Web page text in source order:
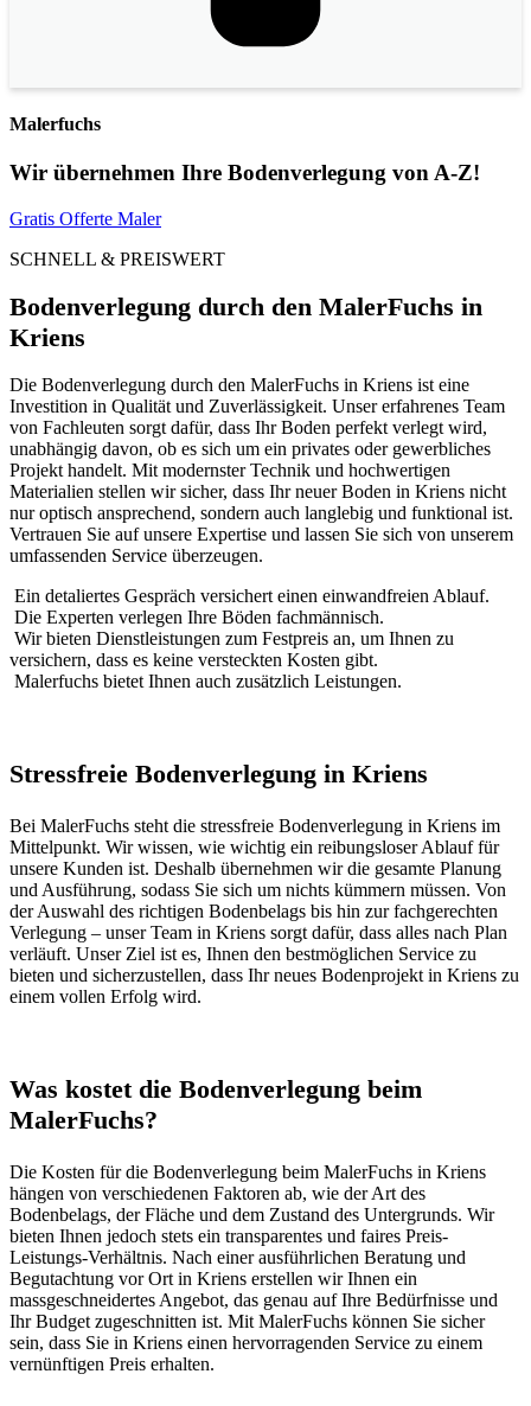
Malerfuchs
Wir übernehmen Ihre Bodenverlegung von A-Z!
Gratis Offerte Maler
SCHNELL & PREISWERT
Bodenverlegung durch den MalerFuchs in
Kriens
Die Bodenverlegung durch den MalerFuchs in Kriens ist eine
Investition in Qualität und Zuverlässigkeit. Unser erfahrenes Team
von Fachleuten sorgt dafür, dass Ihr Boden perfekt verlegt wird,
unabhängig davon, ob es sich um ein privates oder gewerbliches
Projekt handelt. Mit modernster Technik und hochwertigen
Materialien stellen wir sicher, dass Ihr neuer Boden in Kriens nicht
nur optisch ansprechend, sondern auch langlebig und funktional ist.
Vertrauen Sie auf unsere Expertise und lassen Sie sich von unserem
umfassenden Service überzeugen.
Ein detaliertes Gespräch versichert einen einwandfreien Ablauf.
Die Experten verlegen Ihre Böden fachmännisch.
Wir bieten Dienstleistungen zum Festpreis an, um Ihnen zu
versichern, dass es keine versteckten Kosten gibt.
Malerfuchs bietet Ihnen auch zusätzlich Leistungen.
Stressfreie Bodenverlegung in Kriens
Bei MalerFuchs steht die stressfreie Bodenverlegung in Kriens im
Mittelpunkt. Wir wissen, wie wichtig ein reibungsloser Ablauf für
unsere Kunden ist. Deshalb übernehmen wir die gesamte Planung
und Ausführung, sodass Sie sich um nichts kümmern müssen. Von
der Auswahl des richtigen Bodenbelags bis hin zur fachgerechten
Verlegung – unser Team in Kriens sorgt dafür, dass alles nach Plan
verläuft. Unser Ziel ist es, Ihnen den bestmöglichen Service zu
bieten und sicherzustellen, dass Ihr neues Bodenprojekt in Kriens zu
einem vollen Erfolg wird.
Was kostet die Bodenverlegung beim
MalerFuchs?
Die Kosten für die Bodenverlegung beim MalerFuchs in Kriens
hängen von verschiedenen Faktoren ab, wie der Art des
Bodenbelags, der Fläche und dem Zustand des Untergrunds. Wir
bieten Ihnen jedoch stets ein transparentes und faires Preis-
Leistungs-Verhältnis. Nach einer ausführlichen Beratung und
Begutachtung vor Ort in Kriens erstellen wir Ihnen ein
massgeschneidertes Angebot, das genau auf Ihre Bedürfnisse und
Ihr Budget zugeschnitten ist. Mit MalerFuchs können Sie sicher
sein, dass Sie in Kriens einen hervorragenden Service zu einem
vernünftigen Preis erhalten.